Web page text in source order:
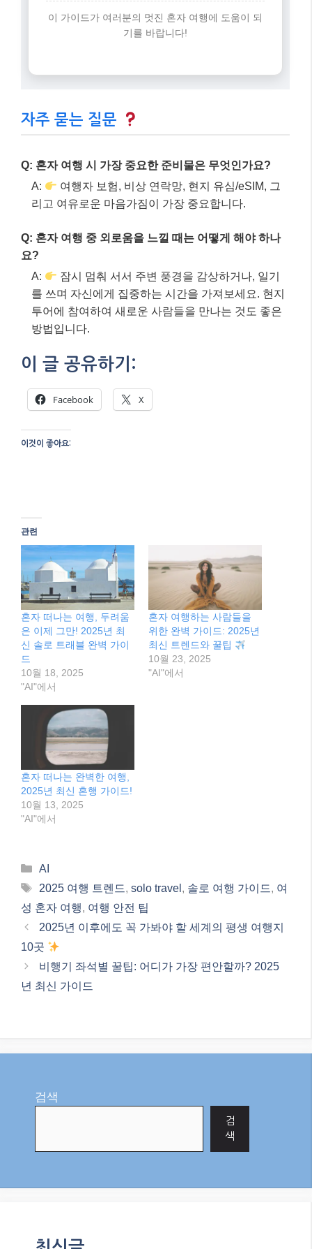
이 가이드가 여러분의 멋진 혼자 여행에 도움이 되
기를 바랍니다!
자주 묻는 질문
Q: 혼자 여행 시 가장 중요한 준비물은 무엇인가요?
A:
여행자 보험, 비상 연락망, 현지 유심/eSIM, 그
리고 여유로운 마음가짐이 가장 중요합니다.
Q: 혼자 여행 중 외로움을 느낄 때는 어떻게 해야 하나
요?
A:
잠시 멈춰 서서 주변 풍경을 감상하거나, 일기
를 쓰며 자신에게 집중하는 시간을 가져보세요. 현지
투어에 참여하여 새로운 사람들을 만나는 것도 좋은
방법입니다.
이 글 공유하기:
Facebook X
이것이 좋아요:
관련
혼자 떠나는 여행, 두려움
은 이제 그만! 2025년 최
신 솔로 트래블 완벽 가이
드
10월 18, 2025
"AI"에서
혼자 여행하는 사람들을
위한 완벽 가이드: 2025년
최신 트렌드와 꿀팁
10월 23, 2025
"AI"에서
혼자 떠나는 완벽한 여행,
2025년 최신 혼행 가이드!
10월 13, 2025
"AI"에서
Categories
AI
Tags
2025 여행 트렌드, solo travel , 솔로 여행 가이드, 여
성 혼자 여행, 여행 안전 팁
2025년 이후에도 꼭 가봐야 할 세계의 평생 여행지
10곳
비행기 좌석별 꿀팁: 어디가 가장 편안할까? 2025
년 최신 가이드
검색
검
색